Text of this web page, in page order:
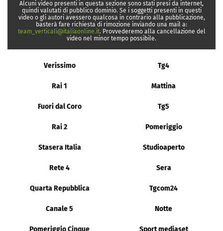
Alcuni video presenti in questa sezione sono stati presi da internet,
quindi valutati di pubblico dominio. Se i soggetti presenti in questi
video o gli autori avessero qualcosa in contrario alla pubblicazione,
basterà fare richiesta di rimozione inviando una mail a:
team_verticali@italiaonline.it. Provvederemo alla cancellazione del
video nel minor tempo possibile.
Verissimo Tg4
Rai 1 Mattina
Fuori dal Coro Tg5
Rai 2 Pomeriggio
Stasera Italia Studioaperto
Rete 4 Sera
Quarta Repubblica Tgcom24
Canale 5 Notte
Pomeriggio Cinque Sport mediaset